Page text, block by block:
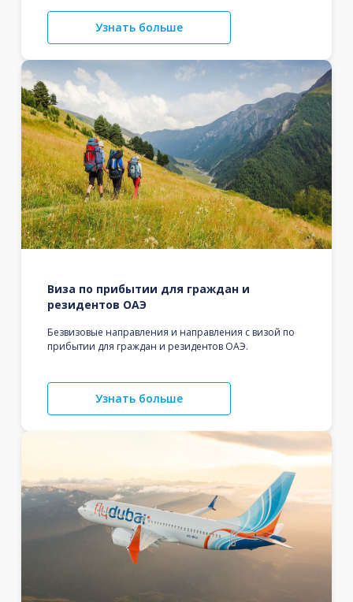
Узнать больше
Виза по прибытии для граждан и
резидентов ОАЭ
Безвизовые направления и направления с визой по
прибытии для граждан и резидентов ОАЭ.
Узнать больше